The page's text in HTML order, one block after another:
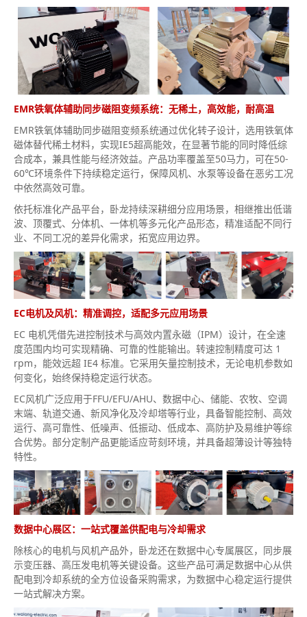
EMR铁氧体辅助同步磁阻变频系统：无稀土，高效能，耐高温
EMR铁氧体辅助同步磁阻变频系统通过优化转子设计，选用铁氧体
磁体替代稀土材料，实现IE5超高能效，在显著节能的同时降低综
合成本，兼具性能与经济效益。产品功率覆盖至50马力，可在50-
60℃环境条件下持续稳定运行，保障风机、水泵等设备在恶劣工况
中依然高效可靠。
依托标准化产品平台，卧龙持续深耕细分应用场景，相继推出低谐
波、顶覆式、分体机、一体机等多元化产品形态，精准适配不同行
业、不同工况的差异化需求，拓宽应用边界。
EC电机及风机：精准调控，适配多元应用场景
EC 电机凭借先进控制技术与高效内置永磁（IPM）设计，在全速
度范围内均可实现精确、可靠的性能输出。转速控制精度可达 1
rpm，能效远超 IE4 标准。它采用矢量控制技术，无论电机参数如
何变化，始终保持稳定运行状态。
EC风机广泛应用于FFU/EFU/AHU、数据中心、储能、农牧、空调
末端、轨道交通、新风净化及冷却塔等行业，具备智能控制、高效
运行、高可靠性、低噪声、低振动、低成本、高防护及易维护等综
合优势。部分定制产品更能适应苛刻环境，并具备超薄设计等独特
特性。
数据中心展区：一站式覆盖供配电与冷却需求
除核心的电机与风机产品外，卧龙还在数据中心专属展区，同步展
示变压器、高压发电机等关键设备。这些产品可满足数据中心从供
配电到冷却系统的全方位设备采购需求，为数据中心稳定运行提供
一站式解决方案。